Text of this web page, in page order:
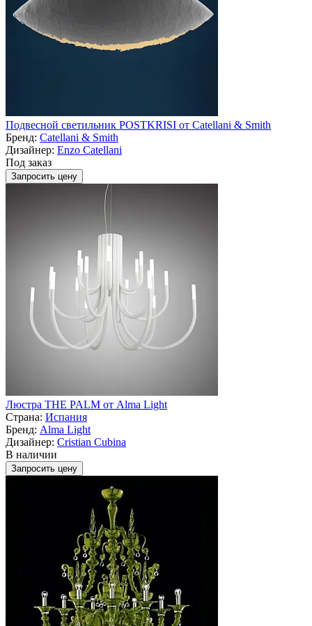
Подвесной светильник POSTKRISI от Catellani & Smith
Бренд: Catellani & Smith
Дизайнер: Enzo Catellani
Под заказ
Запросить цену
Люстра THE PALM от Alma Light
Страна: Испания
Бренд: Alma Light
Дизайнер: Cristian Cubina
В наличии
Запросить цену